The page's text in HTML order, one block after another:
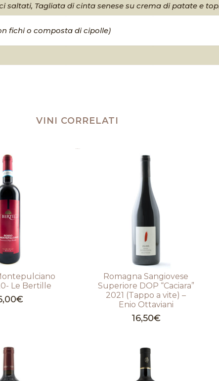
saltati, Tagliata di cinta senese su crema di patate e
fichi o composta di cipolle)
VINI CORRELATI
Le Bertille
€
Romagna Sangiovese
Superiore DOP “Caciara”
2021 (Tappo a vite) –
Enio Ottaviani
16,50€